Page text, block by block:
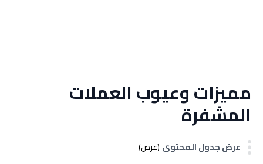
مميزات وعيوب العملات
المشفرة
عرض جدول المحتوى (عرض)